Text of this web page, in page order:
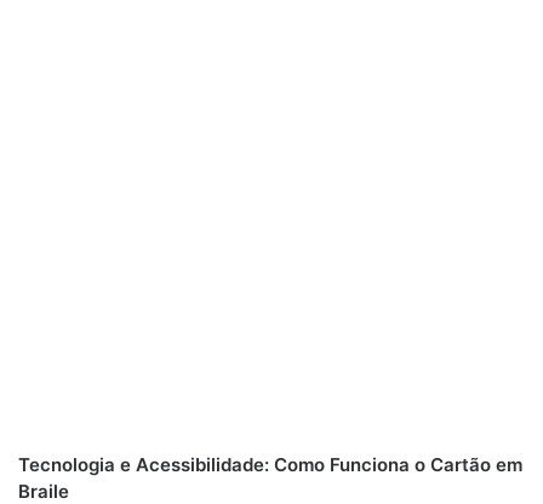
Tecnologia e Acessibilidade: Como Funciona o Cartão em
Braile